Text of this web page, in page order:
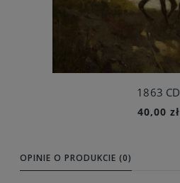
1863 CD
40,00 zł
OPINIE O PRODUKCIE (0)